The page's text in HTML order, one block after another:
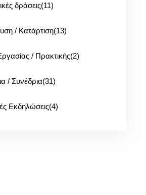
δράσεις(11)
/ Κατάρτιση(13)
/ Πρακτικής(2)
/ Συνέδρια(31)
Εκδηλώσεις(4)